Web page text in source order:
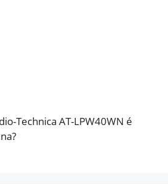
Technica AT-LPW40WN é